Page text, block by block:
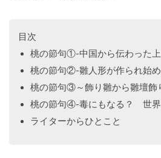
目次
桃の節句①‐中国から伝わった
桃の節句②‐雛人形が作られ始
桃の節句③～飾り雛から雛壇飾
桃の節句④‐毒にもなる？ 世界
ライターからひとこと